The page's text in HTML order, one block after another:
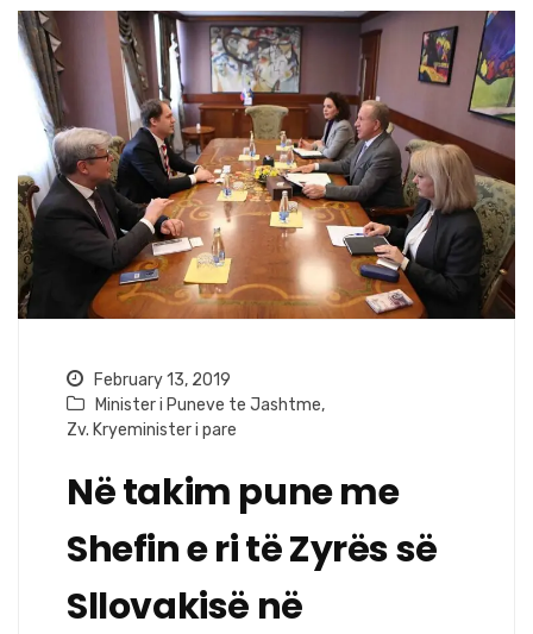
February 13, 2019
Minister i Puneve te Jashtme,
Zv. Kryeminister i pare
Në takim pune me
Shefin e ri të Zyrës së
Sllovakisë në